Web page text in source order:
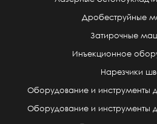
Дробеструйные
Затирочные
Инъекционное
Нарезчики
Оборудование и инструменты
Оборудование и инструменты